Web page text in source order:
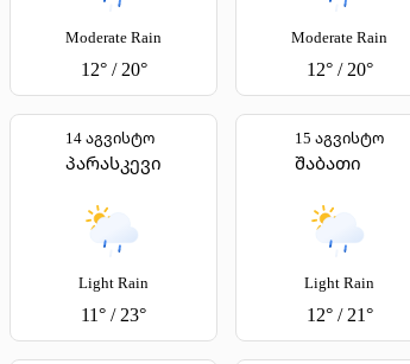
Moderate Rain
12°/20°
Moderate Rain
12°/20°
14 აგვისტო
პარასკევი
Light Rain
11°/23°
15 აგვისტო
შაბათი
Light Rain
12°/21°